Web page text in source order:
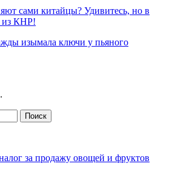
сами китайцы? Удивитесь, но в
из КНР!
изымала ключи у пьяного
за продажу овощей и фруктов